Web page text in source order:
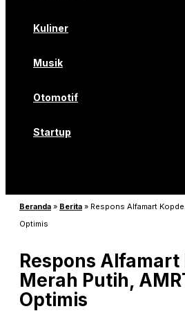
Kuliner
Musik
Otomotif
Startup
Beranda » Berita » Respons Alfamart
Optimis
Respons Alfamart
Merah Putih,
Optimis